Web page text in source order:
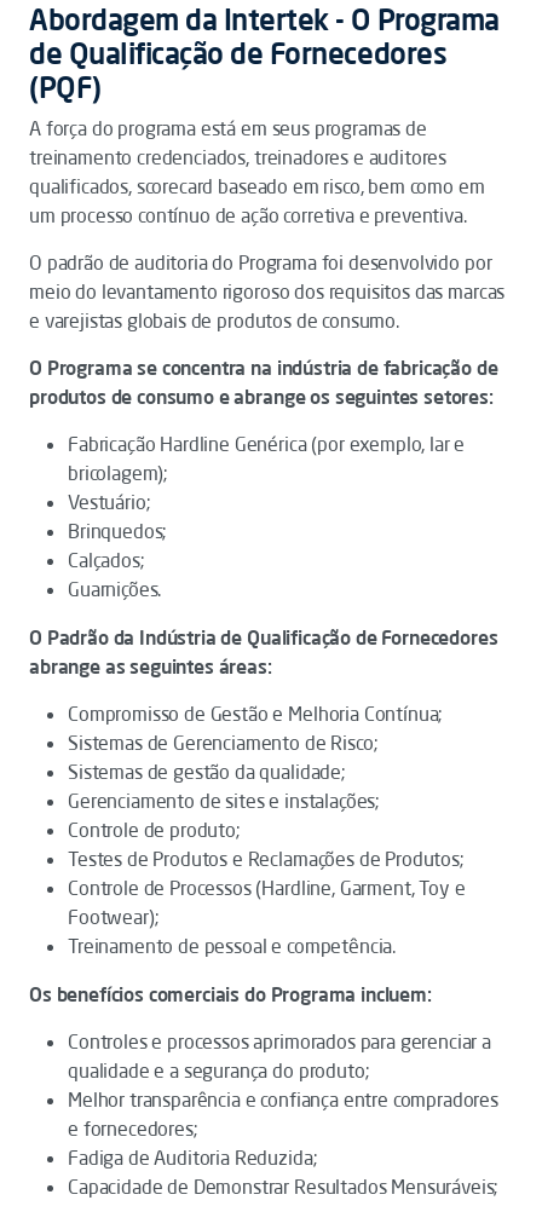
Abordagem da Intertek - O Programa
de Qualificação de Fornecedores
(PQF)
A força do programa está em seus programas de
treinamento credenciados, treinadores e auditores
qualificados, scorecard baseado em risco, bem como em
um processo contínuo de ação corretiva e preventiva.
O padrão de auditoria do Programa foi desenvolvido por
meio do levantamento rigoroso dos requisitos das marcas
e varejistas globais de produtos de consumo.
O Programa se concentra na indústria de fabricação de
produtos de consumo e abrange os seguintes setores:
Fabricação Hardline Genérica (por exemplo, lar e
bricolagem);
Vestuário;
Brinquedos;
Calçados;
Guarnições.
O Padrão da Indústria de Qualificação de Fornecedores
abrange as seguintes áreas:
Compromisso de Gestão e Melhoria Contínua;
Sistemas de Gerenciamento de Risco;
Sistemas de gestão da qualidade;
Gerenciamento de sites e instalações;
Controle de produto;
Testes de Produtos e Reclamações de Produtos;
Controle de Processos (Hardline, Garment, Toy e
Footwear);
Treinamento de pessoal e competência.
Os benefícios comerciais do Programa incluem:
Controles e processos aprimorados para gerenciar a
qualidade e a segurança do produto;
Melhor transparência e confiança entre compradores
e fornecedores;
Fadiga de Auditoria Reduzida;
Capacidade de Demonstrar Resultados Mensuráveis;